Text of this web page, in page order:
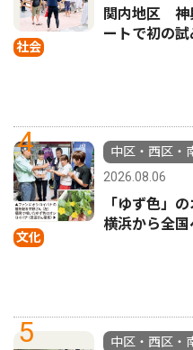
社会
関内地区 神
ートで初の試
4
文化
中区・西区・
2026.08.06
「ゆず色」
横浜から全国
5
中区・西区・